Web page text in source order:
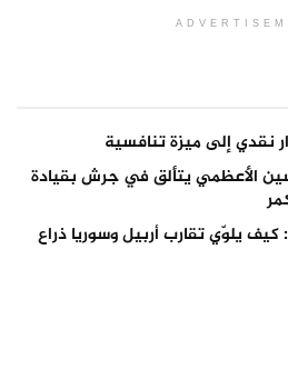
نقدي إلى ميزة تنافسية
الأعظمي يتألق في جرش بقيادة
يلوّي تقارب أربيل وسوريا ذراع